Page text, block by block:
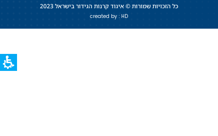
כל הזכויות שמורות © איגוד קרנות הגידור בישראל 2023
created by : HD